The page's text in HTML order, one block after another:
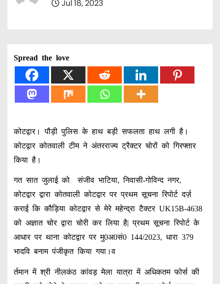
Jul 18, 2023
Spread the love
कोटद्वार। पौड़ी पुलिस के हाथ बड़ी सफलता हाथ लगी है।
कोटद्वार कोतवाली टीम ने अंतरराज्य ट्रैक्टर चोरों को गिरफ्तार
किया है।
गत सात जुलाई को संजीव भाटिया, निवासी-गोविन्द नगर,
कोटद्वार द्वारा कोतवाली कोटद्वार पर प्रथम सूचना रिपोर्ट दर्ज़
कराई कि कौड़िया कोटद्वार से मेरे महेन्द्रा टैक्टर UK15B-4638
को अज्ञात चोर द्वारा चोरी कर लिया है| प्रथम सूचना रिपोर्ट के
आधार पर थाना कोटद्वार पर मु0अ0सं0 144/2023, धारा 379
भादवि बनाम पंजीकृत किया गया।व
र्तमान में श्री नीलकंठ कांवड़ मेला यात्रा में अधिकतम फोर्स की